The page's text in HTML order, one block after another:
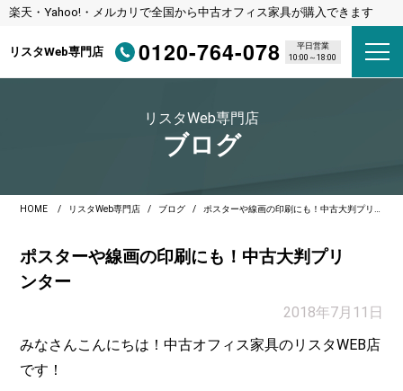
楽天・Yahoo!・メルカリで全国から中古オフィス家具が購入できます
リスタWeb専門店 0120-764-078
平日営業
10:00～18:00
リスタWeb専門店
ブログ
HOME リスタWeb専門店 ブログ ポスターや線画の印刷にも！中古大判プリンター
ポスターや線画の印刷にも！中古大判プリ
ンター
2018年7月11日
みなさんこんにちは！中古オフィス家具のリスタWEB店
です！